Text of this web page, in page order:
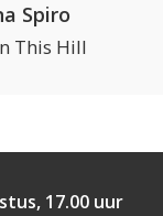
Spiro
This Hill
17.00 uur